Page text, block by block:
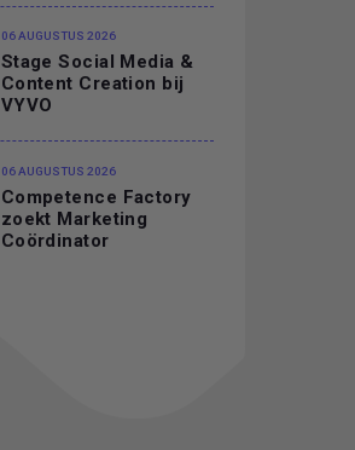
06 AUGUSTUS 2026
Stage Social Media &
Content Creation bij
VYVO
06 AUGUSTUS 2026
Competence Factory
zoekt Marketing
Coördinator